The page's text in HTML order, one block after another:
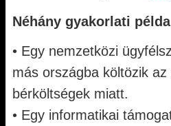
Néhány gyakorlati
• Egy nemzetközi
más országba költözik az
bérköltségek miatt.
• Egy informatikai